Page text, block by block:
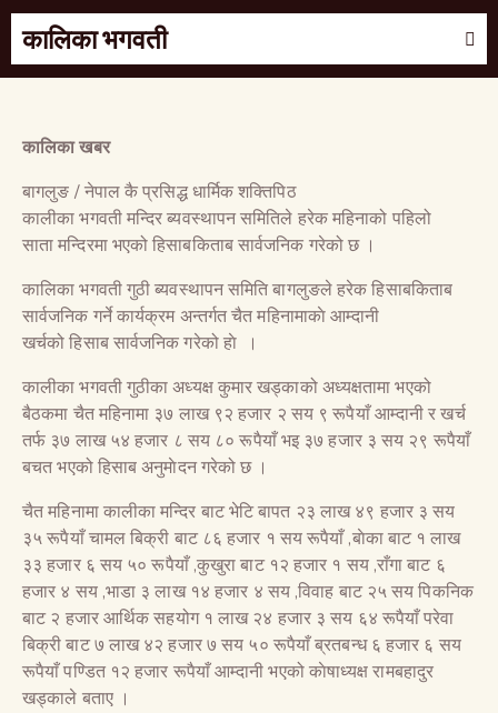
कालिका भगवती
कालिका खबर
बागलुङ / नेपाल कै प्रसिद्ध धार्मिक शक्तिपिठ
कालीका भगवती मन्दिर ब्यवस्थापन समितिले हरेक महिनाको पहिलो
साता मन्दिरमा भएको हिसाबकिताब सार्वजनिक गरेको छ ।
कालिका भगवती गुठी ब्यवस्थापन समिति बागलुङले हरेक हिसाबकिताब
सार्वजनिक गर्ने कार्यक्रम अन्तर्गत चैत महिनामाकाे आम्दानी
खर्चको हिसाब सार्वजनिक गरेको हाे ।
कालीका भगवती गुठीका अध्यक्ष कुमार खड्काको अध्यक्षतामा भएको
बैठकमा चैत महिनामा ३७ लाख ९२ हजार २ सय ९ रूपैयाँ आम्दानी र खर्च
तर्फ ३७ लाख ५४ हजार ८ सय ८० रूपैयाँ भइ ३७ हजार ३ सय २९ रूपैयाँ
बचत भएको हिसाब अनुमाेदन गरेको छ ।
चैत महिनामा कालीका मन्दिर बाट भेटि बापत २३ लाख ४९ हजार ३ सय
३५ रूपैयाँ चामल बिक्री बाट ८६ हजार १ सय रूपैयाँ ,बाेका बाट १ लाख
३३ हजार ६ सय ५० रूपैयाँ ,कुखुरा बाट १२ हजार १ सय ,राँगा बाट ६
हजार ४ सय ,भाडा ३ लाख १४ हजार ४ सय ,विवाह बाट २५ सय पिकनिक
बाट २ हजार आर्थिक सहयोग १ लाख २४ हजार ३ सय ६४ रूपैयाँ परेवा
बिक्री बाट ७ लाख ४२ हजार ७ सय ५० रूपैयाँ ब्रतबन्ध ६ हजार ६ सय
रूपैयाँ पण्डित १२ हजार रूपैयाँ आम्दानी भएको काेषाध्यक्ष रामबहादुर
खड्काले बताए ।